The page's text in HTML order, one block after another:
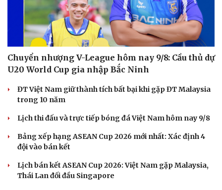
Chuyển nhượng V-League hôm nay 9/8: Cầu thủ dự
U20 World Cup gia nhập Bắc Ninh
ĐT Việt Nam giữ thành tích bất bại khi gặp ĐT Malaysia
trong 10 năm
Lịch thi đấu và trực tiếp bóng đá Việt Nam hôm nay 9/8
Bảng xếp hạng ASEAN Cup 2026 mới nhất: Xác định 4
đội vào bán kết
Lịch bán kết ASEAN Cup 2026: Việt Nam gặp Malaysia,
Thái Lan đối đầu Singapore